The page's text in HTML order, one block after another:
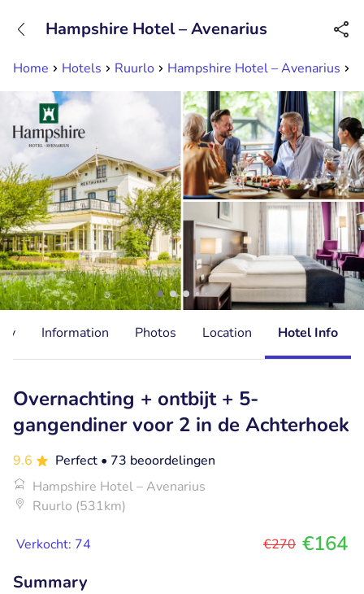
Available until 23:00
Home Hotels Ruurlo Hampshire Hotel – Avenarius
Hampshire Hotel – Avenarius
Information Photos Location Hotel Info
Overnachting + ontbijt + 5-
gangendiner voor 2 in de Achterhoek
9.6 Perfect • 73 beoordelingen
Hampshire Hotel – Avenarius
Ruurlo (531km)
Verkocht: 74 €270 €164
Summary